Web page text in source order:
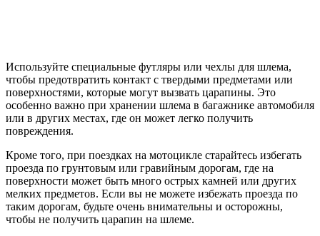
Используйте специальные футляры или чехлы для шлема,
чтобы предотвратить контакт с твердыми предметами или
поверхностями, которые могут вызвать царапины. Это
особенно важно при хранении шлема в багажнике автомобиля
или в других местах, где он может легко получить
повреждения.
Кроме того, при поездках на мотоцикле старайтесь избегать
проезда по грунтовым или гравийным дорогам, где на
поверхности может быть много острых камней или других
мелких предметов. Если вы не можете избежать проезда по
таким дорогам, будьте очень внимательны и осторожны,
чтобы не получить царапин на шлеме.